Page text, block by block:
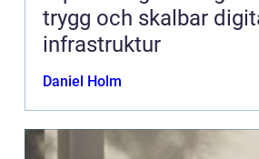
trygg och skalbar
infrastruktur
Daniel Holm